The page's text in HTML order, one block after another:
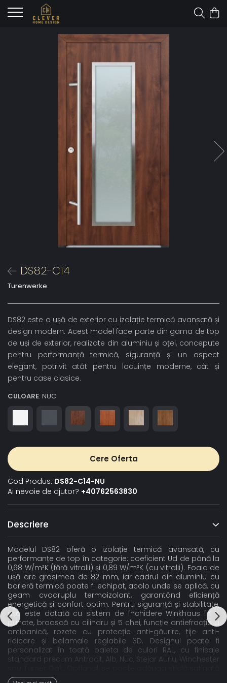
DS82-C14
Turenwerke
DS82 este o ușă de exterior cu izolație termică avansată și
design modern. Acest model face parte din gama de top
de uși de exterior, realizate din aluminiu și oțel, concepute
pentru performanță termică, siguranță și un aspect
elegant, potrivit atât pentru locuințe moderne, cât și
pentru case clasice.
CULOARE: NUC
Cere Oferta
Cod Produs: DS82-C14-NU
Ai nevoie de ajutor? +40762563830
Descriere
Modelul DS82 oferă o izolație termică avansată, cu
performanțe de top în categorie: coeficient Ud de până la
0,68 W/m²K (fără vitralii) și 0,89 W/m²K (cu vitralii). Foaia de
ușă are grosimea de 82 mm, iar cadrul din aluminiu cu
barieră termică poate fi echipat, acolo unde se aplică, cu
geam cvadruplu termoizolant, garantând eficiență
energetică și confort optim. Pentru siguranță și stabilitate,
ușa este dotată cu sistem de închidere Winkhaus în 5
puncte, broască cu cilindru și 5 chei, funcție antiefracție și
antipanică, rozete cu protecție anti-găurire, tije anti-
ridicare și balamale reglabile 3D. Designul poate fi
personalizat în toată paleta de culori RAL, cu finisaje
standard precum Antracit, Alb, Nuc, Stejar Auriu, Winchester
sau gri grafit, oferind un plus de rafinament. Pragul din